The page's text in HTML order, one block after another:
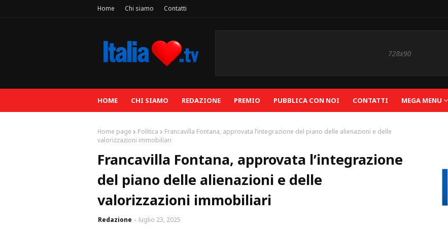
Home Chi siamo Contatti
HOME CHI SIAMO REDAZIONE PREMIO PUBBLICA CON NOI CONTATTI MEGA MENU
Home page Politica
Francavilla Fontana, approvata l’integrazione del piano delle alienazioni e delle
valorizzazioni immobiliari
Francavilla Fontana, approvata l’integrazione
del piano delle alienazioni e delle
valorizzazioni immobiliari
Redazione luglio 23, 2025